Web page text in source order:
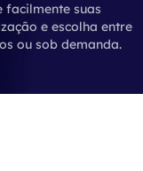
facilmente suas
e escolha entre
ou sob demanda.